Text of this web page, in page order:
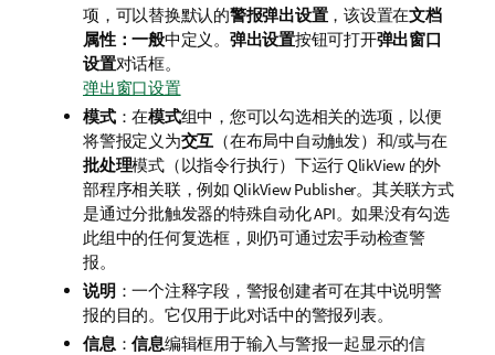
项，可以替换默认的警报弹出设置，该设置在文档
属性：一般中定义。 弹出设置按钮可打开弹出窗口
设置对话框。
弹出窗口设置
模式：在模式组中，您可以勾选相关的选项，以便
将警报定义为交互 （在布局中自动触发）和/或与在
批处理模式（以指令行执行）下运行 QlikView 的外
部程序相关联，例如 QlikView Publisher。其关联方式
是通过分批触发器的特殊自动化 API。如果没有勾选
此组中的任何复选框，则仍可通过宏手动检查警
报。
说明 ：一个注释字段，警报创建者可在其中说明警
报的目的。它仅用于此对话中的警报列表。
信息 ：信息编辑框用于输入与警报一起显示的信